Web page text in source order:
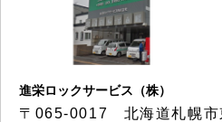
進栄ロックサービス（株）
〒065-0017 北海道札幌市